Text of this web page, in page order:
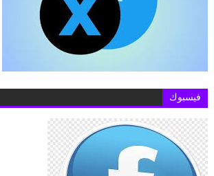
فيسبوك